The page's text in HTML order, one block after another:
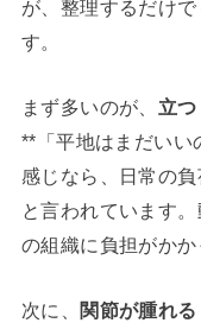
が、整理するだけ
す。
まず多いのが、 立
**「平地はまだいい
感じなら、日常の
と言われています
の組織に負担がかか
次に、 関節が腫れ